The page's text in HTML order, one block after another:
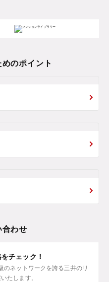
のポイント
わせ
チェック！
のネットワークを誇る三井のリ
たします。